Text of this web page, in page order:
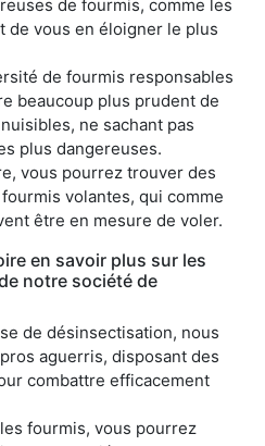
de fourmis, comme les
de vous en éloigner le plus
de fourmis responsables
beaucoup plus prudent de
ne sachant pas
plus dangereuses.
vous pourrez trouver des
volantes, qui comme
être en mesure de voler.
en savoir plus sur les
notre société de
de désinsectisation, nous
aguerris, disposant des
combattre efficacement
fourmis, vous pourrez